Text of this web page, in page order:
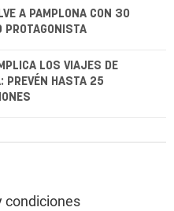
A PAMPLONA CON 30
PROTAGONISTA
LOS VIAJES DE
PREVÉN HASTA 25
condiciones